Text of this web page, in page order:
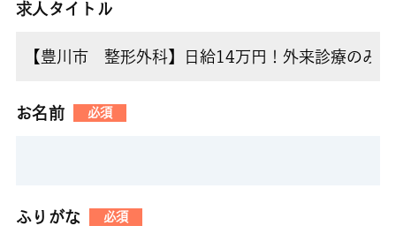
求人タイトル
お名前 必須
ふりがな 必須